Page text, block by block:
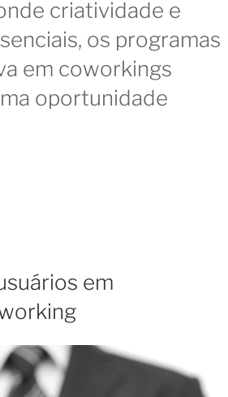
criatividade e
os programas
em coworkings
oportunidade
em